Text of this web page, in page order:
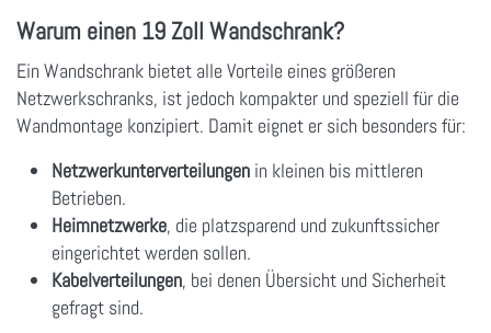
Warum einen 19 Zoll Wandschrank?
Ein Wandschrank bietet alle Vorteile eines größeren
Netzwerkschranks, ist jedoch kompakter und speziell für die
Wandmontage konzipiert. Damit eignet er sich besonders für:
Netzwerkunterverteilungen in kleinen bis mittleren
Betrieben.
Heimnetzwerke, die platzsparend und zukunftssicher
eingerichtet werden sollen.
Kabelverteilungen, bei denen Übersicht und Sicherheit
gefragt sind.